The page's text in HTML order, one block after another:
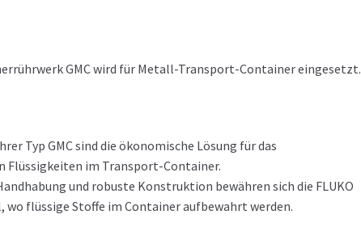
GMC wird für Metall-Transport-Container eingesetzt.
Typ GMC sind die ökonomische Lösung für das
Flüssigkeiten im Transport-Container.
und robuste Konstruktion bewähren sich die FLUKO
wo flüssige Stoffe im Container aufbewahrt werden.